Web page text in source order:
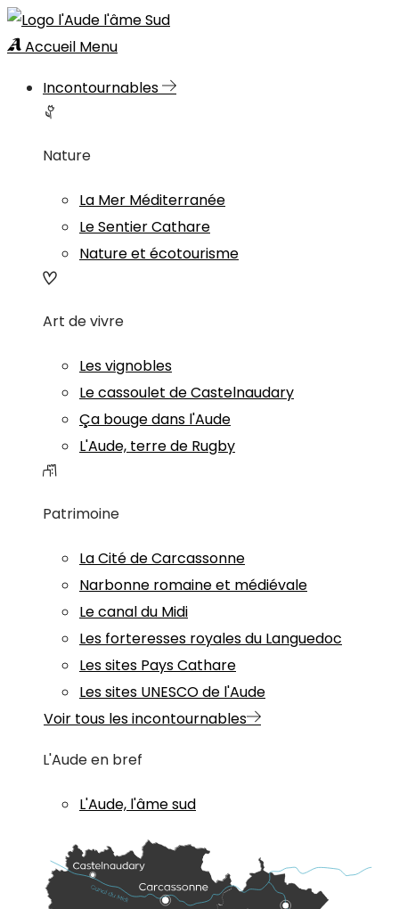
Accueil Menu
Incontournables
Nature
La Mer Méditerranée
Le Sentier Cathare
Nature et écotourisme
Art de vivre
Les vignobles
Le cassoulet de Castelnaudary
Ça bouge dans l'Aude
L'Aude, terre de Rugby
Patrimoine
La Cité de Carcassonne
Narbonne romaine et médiévale
Le canal du Midi
Les forteresses royales du Languedoc
Les sites Pays Cathare
Les sites UNESCO de l'Aude
Voir tous les incontournables
L'Aude en bref
L'Aude, l'âme sud